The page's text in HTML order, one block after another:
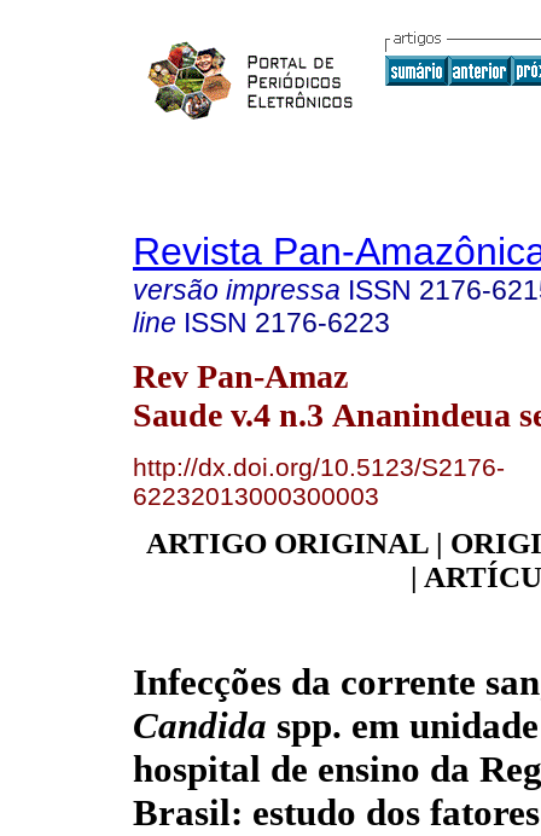
Revista Pan-
versão impressa ISSN 2176-
line ISSN 2176-6223
Rev Pan-Amaz
Saude v.4 n.3 Ananindeua
http://dx.doi.org/10.5123/S2176-
62232013000300003
ARTIGO ORIGINAL |
|
Infecções da corrente
Candida spp. em
hospital de ensino da
Brasil: estudo dos